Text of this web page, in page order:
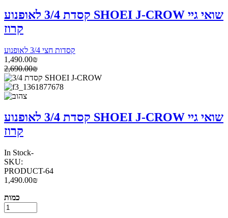
קסדת 3/4 לאופנוע SHOEI J-CROW שואי גיי
קרוז
קסדות חצי 3/4 לאופנוע
1,490.00₪
2,690.00₪
קסדת 3/4 לאופנוע SHOEI J-CROW שואי גיי
קרוז
In Stock-
SKU:
PRODUCT-64
1,490.00₪
כמות